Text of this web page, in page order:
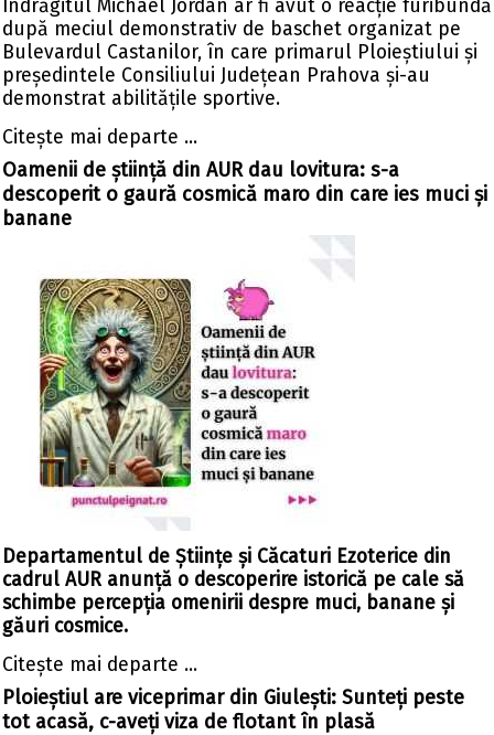
Îndrăgitul Michael Jordan ar fi avut o reacție furibundă
după meciul demonstrativ de baschet organizat pe
Bulevardul Castanilor, în care primarul Ploieștiului și
președintele Consiliului Județean Prahova și-au
demonstrat abilitățile sportive.
Citeşte mai departe ...
Oamenii de știință din AUR dau lovitura: s-a
descoperit o gaură cosmică maro din care ies muci și
banane
Departamentul de Științe și Căcaturi Ezoterice din
cadrul AUR anunță o descoperire istorică pe cale să
schimbe percepția omenirii despre muci, banane și
găuri cosmice.
Citeşte mai departe ...
Ploieștiul are viceprimar din Giulești: Sunteți peste
tot acasă, c-aveți viza de flotant în plasă